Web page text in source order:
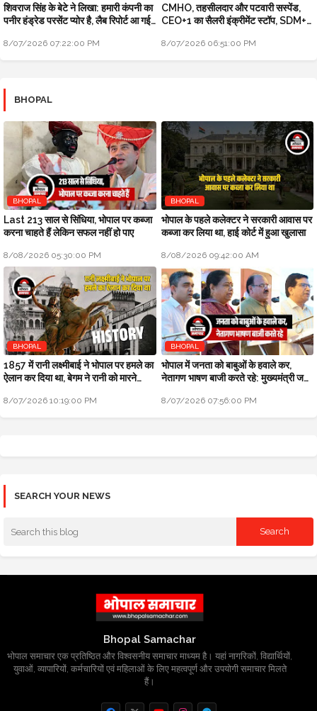
शिवराज सिंह के बेटे ने लिखा: हमारी कंपनी का
पनीर हंड्रेड परसेंट प्योर है, लैब रिपोर्ट आ गई
8/07/2026 07:22:00 PM
CMHO, तहसीलदार और पटवारी सस्पेंड,
CEO+1 का सैलरी इंक्रीमेंट स्टॉप, SDM+2
8/07/2026 06:51:00 PM
BHOPAL
BHOPAL
Last 213 साल से सिंधिया, भोपाल पर कब्जा
करना चाहते हैं लेकिन सफल नहीं हो पाए
8/08/2026 05:30:00 PM
BHOPAL
भोपाल के पहले कलेक्टर ने सरकारी आवास पर
कब्जा कर लिया था, हाई कोर्ट में हुआ खुलासा
8/08/2026 09:42:00 AM
BHOPAL
1857 में रानी लक्ष्मीबाई ने भोपाल पर हमले का
ऐलान कर दिया था, बेगम ने रानी को मारने
8/07/2026 10:19:00 PM
BHOPAL
भोपाल में जनता को बाबुओं के हवाले कर,
नेतागण भाषण बाजी करते रहे: मुख्यमंत्री जन
8/07/2026 07:56:00 PM
SEARCH YOUR NEWS
Bhopal Samachar
भोपाल समाचार एक प्रतिष्ठित और विश्वसनीय समाचार माध्यम है। यहां नागरिकों, विद्यार्थियों,
युवाओं, व्यापारियों, कर्मचारियों एवं महिलाओं के लिए महत्वपूर्ण और उपयोगी समाचार मिलते
हैं।